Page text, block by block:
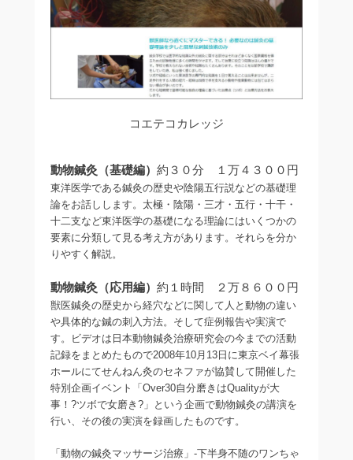
コエテコカレッジ
動物鍼灸（基礎編） 約３０分 １万４３００円
東洋医学である鍼灸の歴史や陰陽五行説などの基礎理
論をお話しします。太極・陰陽・三才・五行・十干・
十二支など東洋医学の基礎になる理論にはいくつかの
要素に分類して見る考え方があります。それらを分か
りやすく解説。
動物鍼灸（応用編） 約１時間 ２万８６００円
獣医鍼灸の歴史から経穴などに関して人と動物の違い
や具体的な鍼の刺入方法。そして症例報告や実演で
す。ビデオは日本動物鍼灸治療研究会の今までの活動
記録をまとめたもので2008年10月13日に東京ベイ幕張
ホールにてせんねん灸のセネファが協賛して開催した
特別企画イベント「Over30自分磨きはQualityが大
事！?ツボで女磨き?」という企画で動物鍼灸の講演を
行い、その後の実演を録画したものです。
「動物の鍼灸マッサージ治療」-下半身不随のワンちゃ